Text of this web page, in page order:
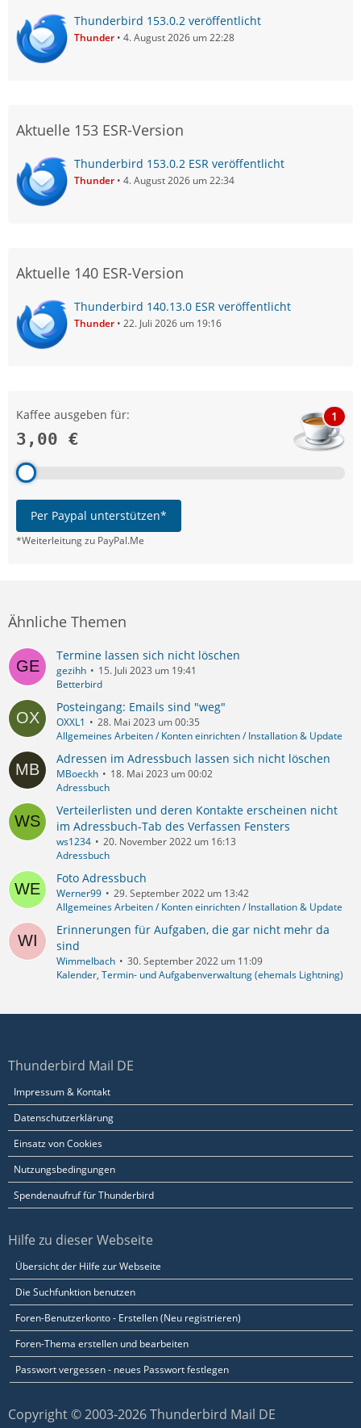
Thunderbird 153.0.2 veröffentlicht
Thunder 4. August 2026 um 22:28
Aktuelle 153 ESR-Version
Thunderbird 153.0.2 ESR veröffentlicht
Thunder 4. August 2026 um 22:34
Aktuelle 140 ESR-Version
Thunderbird 140.13.0 ESR veröffentlicht
Thunder 22. Juli 2026 um 19:16
Kaffee ausgeben für:
3,00 €
1
Per Paypal unterstützen*
*Weiterleitung zu PayPal.Me
Ähnliche Themen
Termine lassen sich nicht löschen
gezihh
15. Juli 2023 um 19:41
Betterbird
Posteingang: Emails sind "weg"
OXXL1
28. Mai 2023 um 00:35
Allgemeines Arbeiten / Konten einrichten / Installation & Update
Adressen im Adressbuch lassen sich nicht löschen
MBoeckh
18. Mai 2023 um 00:02
Adressbuch
Verteilerlisten und deren Kontakte erscheinen nicht
im Adressbuch-Tab des Verfassen Fensters
ws1234
20. November 2022 um 16:13
Adressbuch
Foto Adressbuch
Werner99
29. September 2022 um 13:42
Allgemeines Arbeiten / Konten einrichten / Installation & Update
Erinnerungen für Aufgaben, die gar nicht mehr da
sind
Wimmelbach
30. September 2022 um 11:09
Kalender, Termin- und Aufgabenverwaltung (ehemals Lightning)
Thunderbird Mail DE
Impressum & Kontakt
Datenschutzerklärung
Einsatz von Cookies
Nutzungsbedingungen
Spendenaufruf für Thunderbird
Hilfe zu dieser Webseite
Übersicht der Hilfe zur Webseite
Die Suchfunktion benutzen
Foren-Benutzerkonto - Erstellen (Neu registrieren)
Foren-Thema erstellen und bearbeiten
Passwort vergessen - neues Passwort festlegen
Copyright © 2003-2026 Thunderbird Mail DE